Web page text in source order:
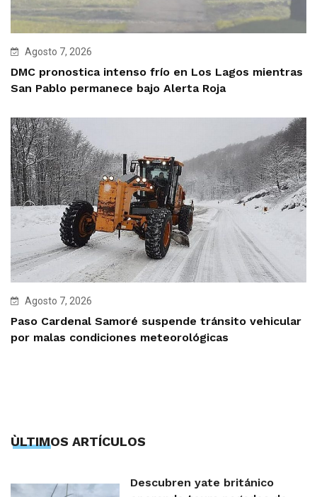
Agosto 7, 2026
DMC pronostica intenso frío en Los Lagos mientras
San Pablo permanece bajo Alerta Roja
Agosto 7, 2026
Paso Cardenal Samoré suspende tránsito vehicular
por malas condiciones meteorológicas
ÙLTIMOS ARTÍCULOS
Descubren yate británico